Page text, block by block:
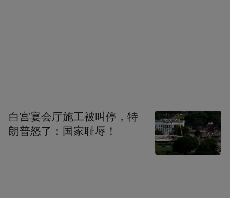
白宫宴会厅施工被叫停，特
朗普怒了：国家耻辱！